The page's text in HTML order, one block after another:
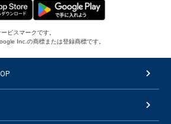
ビスマークです。
Inc.の商標または登録商標です。